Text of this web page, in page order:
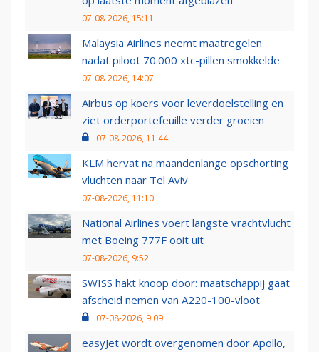
07-08-2026, 15:11
Malaysia Airlines neemt maatregelen
nadat piloot 70.000 xtc-pillen smokkelde
07-08-2026, 14:07
Airbus op koers voor leverdoelstelling en
ziet orderportefeuille verder groeien
07-08-2026, 11:44
KLM hervat na maandenlange opschorting
vluchten naar Tel Aviv
07-08-2026, 11:10
National Airlines voert langste vrachtvlucht
met Boeing 777F ooit uit
07-08-2026, 9:52
SWISS hakt knoop door: maatschappij gaat
afscheid nemen van A220-100-vloot
07-08-2026, 9:09
easyJet wordt overgenomen door Apollo,